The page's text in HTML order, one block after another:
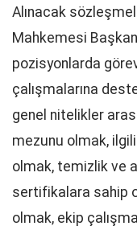
Alınacak
Mahkemesi
pozisyonlarda
çalışmalarına
genel nitelikler
mezunu olmak,
olmak, temizlik ve
sertifikalara sahip
olmak, ekip